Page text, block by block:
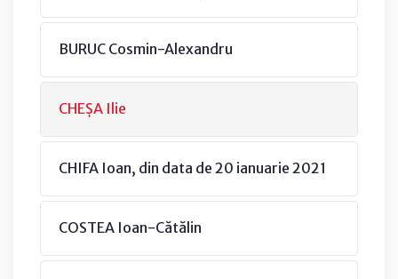
BURUC Cosmin-Alexandru
CHEȘA Ilie
CHIFA Ioan, din data de 20 ianuarie 2021
COSTEA Ioan-Cătălin